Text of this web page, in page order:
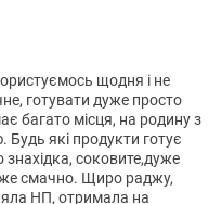
для всієї
готувати великі
ціла курка, велика
або домашня випічка
щодня і не
готувати дуже просто
багато місця, на родину з
Будь які продукти готує
соковите,дуже
смачно. Щиро раджу,
НП, отримала на